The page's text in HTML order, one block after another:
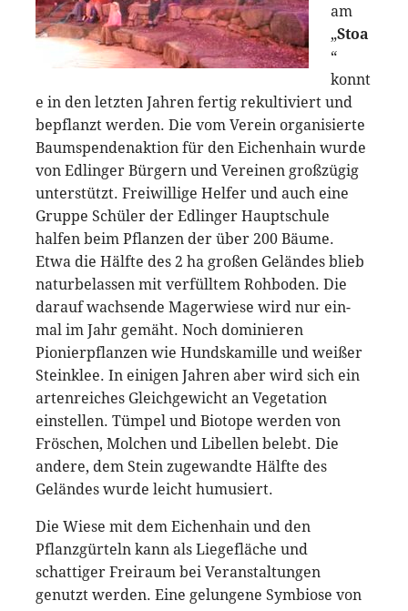
am
„Stoa
“
konnt
e in den letzten Jahren fertig rekultiviert und
bepflanzt werden. Die vom Verein organisierte
Baumspendenaktion für den Eichenhain wurde
von Edlinger Bürgern und Vereinen großzügig
unterstützt. Freiwillige Helfer und auch eine
Gruppe Schüler der Edlinger Hauptschule
halfen beim Pflanzen der über 200 Bäume.
Etwa die Hälfte des 2 ha großen Geländes blieb
naturbelassen mit verfülltem Rohboden. Die
darauf wachsende Magerwiese wird nur ein-
mal im Jahr gemäht. Noch dominieren
Pionierpflanzen wie Hundskamille und weißer
Steinklee. In einigen Jahren aber wird sich ein
artenreiches Gleichgewicht an Vegetation
einstellen. Tümpel und Biotope werden von
Fröschen, Molchen und Libellen belebt. Die
andere, dem Stein zugewandte Hälfte des
Geländes wurde leicht humusiert.
Die Wiese mit dem Eichenhain und den
Pflanzgürteln kann als Liegefläche und
schattiger Freiraum bei Veranstaltungen
genutzt werden. Eine gelungene Symbiose von